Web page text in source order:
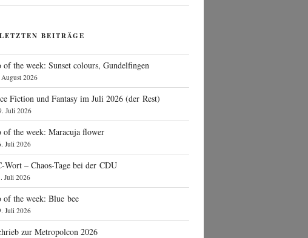
BEITRÄGE
of the week: Sunset colours, Gundelfingen
2026
Fiction und Fantasy im Juli 2026 (der Rest)
Juli 2026
of the week: Maracuja flower
Juli 2026
– Chaos-Tage bei der CDU
Juli 2026
of the week: Blue bee
Juli 2026
zur Metropolcon 2026